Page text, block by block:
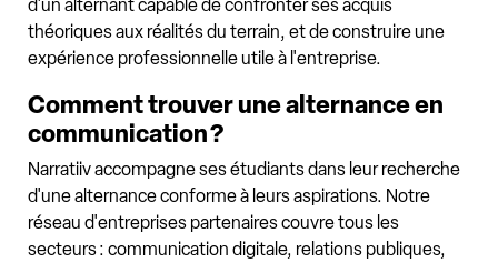
d'un alternant capable de confronter ses acquis
théoriques aux réalités du terrain, et de construire une
expérience professionnelle utile à l'entreprise.
Comment trouver une alternance en
communication ?
Narratiiv accompagne ses étudiants dans leur recherche
d'une alternance conforme à leurs aspirations. Notre
réseau d'entreprises partenaires couvre tous les
secteurs : communication digitale, relations publiques,